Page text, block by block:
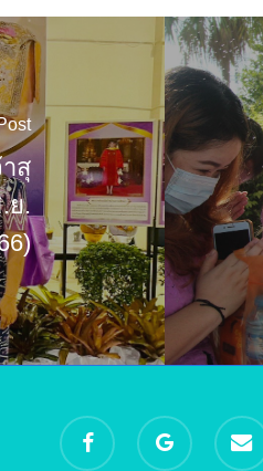
สุ
ย.
facebook
google-
plus
email